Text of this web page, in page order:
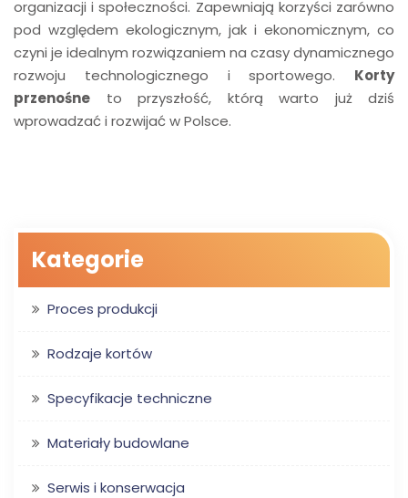
organizacji i społeczności. Zapewniają korzyści zarówno
pod względem ekologicznym, jak i ekonomicznym, co
czyni je idealnym rozwiązaniem na czasy dynamicznego
rozwoju technologicznego i sportowego. Korty
przenośne to przyszłość, którą warto już dziś
wprowadzać i rozwijać w Polsce.
Kategorie
Proces produkcji
Rodzaje kortów
Specyfikacje techniczne
Materiały budowlane
Serwis i konserwacja